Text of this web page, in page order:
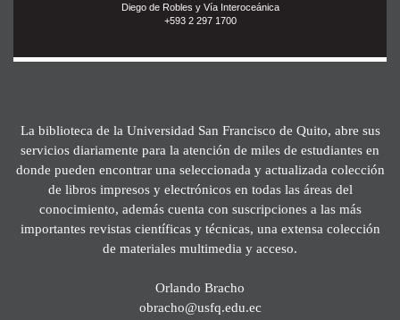
Diego de Robles y Vía Interoceánica
+593 2 297 1700
La biblioteca de la Universidad San Francisco de Quito, abre sus
servicios diariamente para la atención de miles de estudiantes en
donde pueden encontrar una seleccionada y actualizada colección
de libros impresos y electrónicos en todas las áreas del
conocimiento, además cuenta con suscripciones a las más
importantes revistas científicas y técnicas, una extensa colección
de materiales multimedia y acceso.
Orlando Bracho
obracho@usfq.edu.ec